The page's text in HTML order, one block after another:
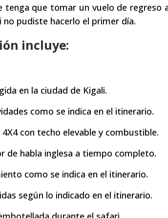
tenga que tomar un vuelo de regreso
no pudiste hacerlo el primer día.
incluye:
en la ciudad de Kigali.
como se indica en el itinerario.
con techo elevable y combustible.
de habla inglesa a tiempo completo.
como se indica en el itinerario.
según lo indicado en el itinerario.